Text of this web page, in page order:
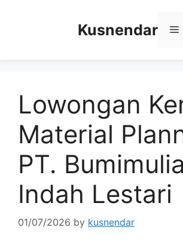
Kusnendar
Lowongan
Material
PT. Bumimulia
Indah Lestari
01/07/2026 by kusnendar